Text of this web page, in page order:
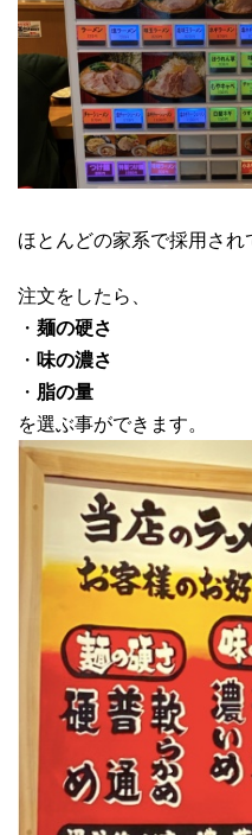
ほとんどの家系で採用され
注文をしたら、
・ 麺の硬さ
・ 味の濃さ
・ 脂の量
を選ぶ事ができます。